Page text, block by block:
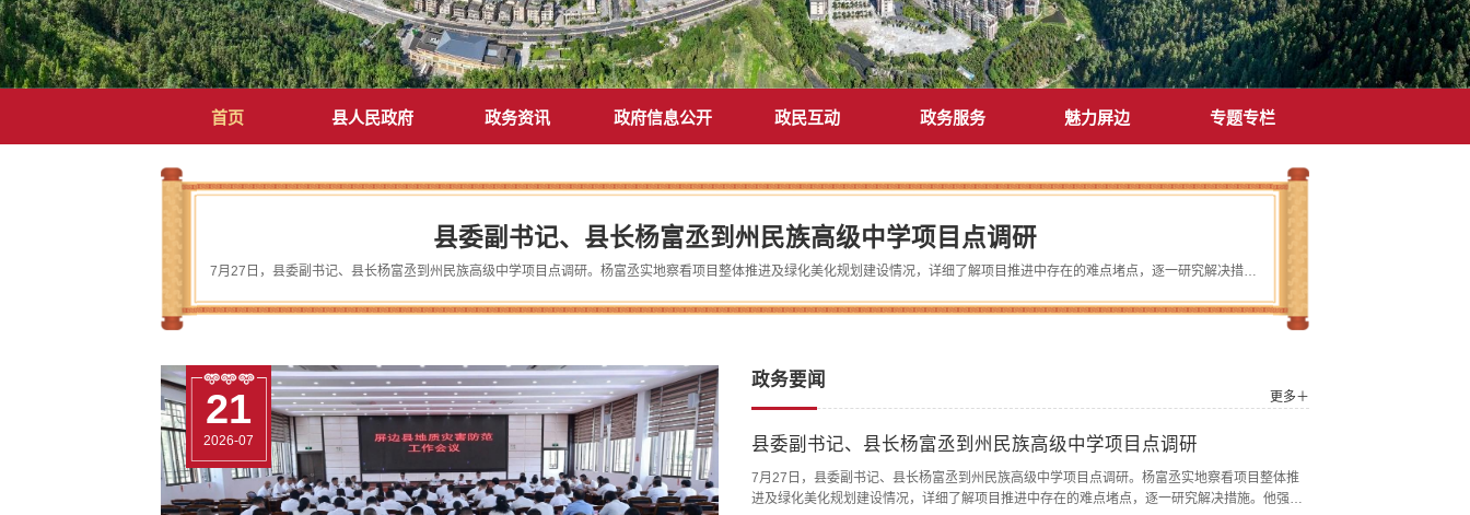
首页 县人民政府 政务资讯 政府信息公开 政民互动 政务服务 魅力屏边 专题专栏
县委副书记、县长杨富丞到州民族高级中学项目点调研
7月27日，县委副书记、县长杨富丞到州民族高级中学项目点调研。杨富丞实地察看项目整体推进及绿化美化规划建设情况，详细了解项目推进中存在的难点堵点，逐一研究解决措施。他强调，当前项目建设时间紧迫、刻不容缓，必须以时不我待的紧迫感全力抢抓进度，严格按照既定时间节点倒排工期、挂图作战，抢抓施工黄金期，确保如期完成建设任务；绿化美化方面要着眼长远，与校园功能布局和民族文化特色相融合，打造宜学宜育的优美环境...
21
29
21
2026-07
21
2026-07
21
29
政务要闻
更多＋
县委副书记、县长杨富丞到州民族高级中学项目点调研
7月27日，县委副书记、县长杨富丞到州民族高级中学项目点调研。杨富丞实地察看项目整体推
进及绿化美化规划建设情况，详细了解项目推进中存在的难点堵点，逐一研究解决措施。他强